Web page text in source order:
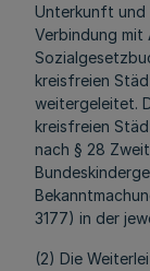
Unterkunft und
Verbindung mit
kreisfreien
weitergeleitet.
kreisfreien
nach § 28
3177) in der
(2) Die